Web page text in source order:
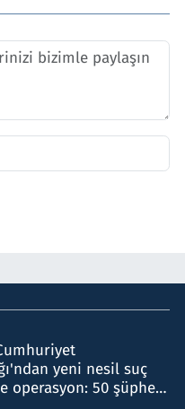
yeni nesil suç
operasyon: 50 şüpheli